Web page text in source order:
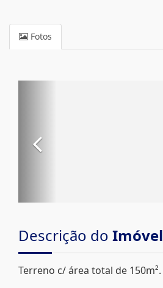
Fotos
Descrição do Imóvel
Terreno c/ área total de 150m².